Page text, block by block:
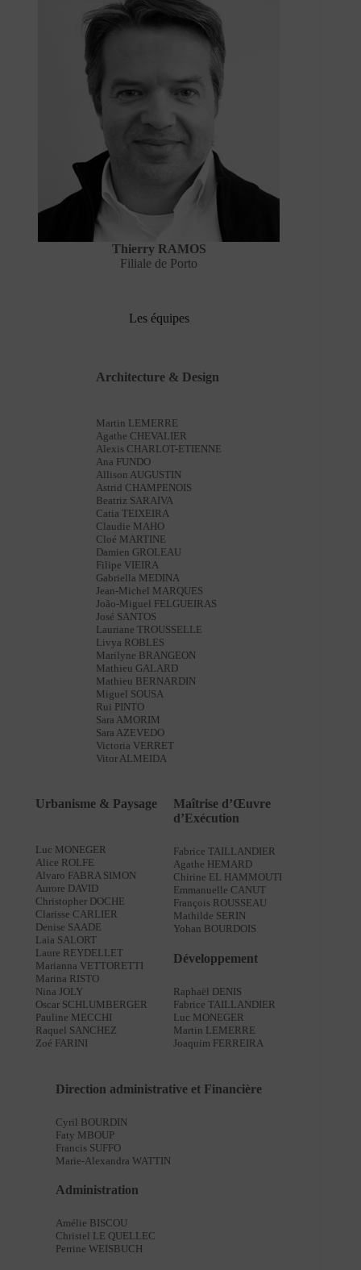
Thierry RAMOS
Filiale de Porto
Les équipes
Architecture & Design
Martin LEMERRE
Agathe CHEVALIER
Alexis CHARLOT-ETIENNE
Ana FUNDO
Allison AUGUSTIN
Astrid CHAMPENOIS
Beatriz SARAIVA
Catia TEIXEIRA
Claudie MAHO
Cloé MARTINE
Damien GROLEAU
Filipe VIEIRA
Gabriella MEDINA
Jean-Michel MARQUES
João-Miguel FELGUEIRAS
José SANTOS
Lauriane TROUSSELLE
Livya ROBLES
Marilyne BRANGEON
Mathieu GALARD
Mathieu BERNARDIN
Miguel SOUSA
Rui PINTO
Sara AMORIM
Sara AZEVEDO
Victoria VERRET
Vitor ALMEIDA
Urbanisme & Paysage
Luc MONEGER
Alice ROLFE
Alvaro FABRA SIMON
Aurore DAVID
Christopher DOCHE
Clarisse CARLIER
Denise SAADE
Laia SALORT
Laure REYDELLET
Marianna VETTORETTI
Marina RISTO
Nina JOLY
Oscar SCHLUMBERGER
Pauline MECCHI
Raquel SANCHEZ
Zoé FARINI
Maîtrise d’Œuvre
d’Exécution
Fabrice TAILLANDIER
Agathe HEMARD
Chirine EL HAMMOUTI
Emmanuelle CANUT
François ROUSSEAU
Mathilde SERIN
Yohan BOURDOIS
Développement
Raphaël DENIS
Fabrice TAILLANDIER
Luc MONEGER
Martin LEMERRE
Joaquim FERREIRA
Direction administrative et Financière
Cyril BOURDIN
Faty MBOUP
Francis SUFFO
Marie-Alexandra WATTIN
Administration
Amélie BISCOU
Christel LE QUELLEC
Perrine WEISBUCH